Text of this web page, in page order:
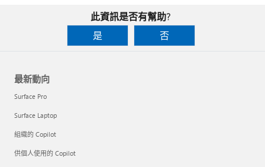
此資訊是否有幫助?
是
否
最新動向
Surface Pro
Surface Laptop
組織的 Copilot
供個人使用的 Copilot